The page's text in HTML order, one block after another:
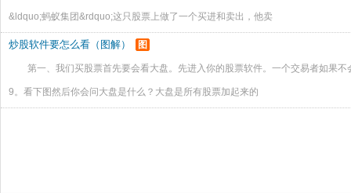
&ldquo;蚂蚁集团&rdquo;这只股票上做了一个买进和卖出，他卖
炒股软件要怎么看（图解） 图
第一、我们买股票首先要会看大盘。先进入你的股票软件。一个交易者如果
9。看下图然后你会问大盘是什么？大盘是所有股票加起来的